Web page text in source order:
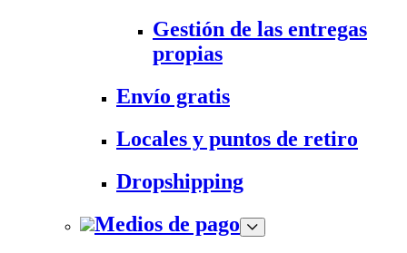
Gestión de las entregas
propias
Envío gratis
Locales y puntos de retiro
Dropshipping
Medios de pago